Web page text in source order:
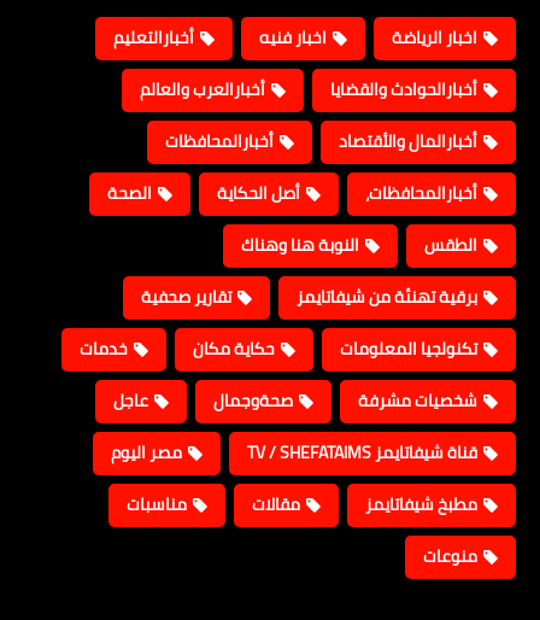
اخبار الرياضة اخبار فنيه
أخبارالتعليم
أخبارالحوادث والقضايا
أخبارالعرب والعالم
أخبارالمال والأقتصاد
أخبارالمحافظات
أخبارالمحافظات،
أصل الحكاية
الصحة
الطقس
النوبة هنا وهناك
برقية تهنئة من شيفاتايمز
تقارير صحفية
تكنولجيا المعلومات
حكاية مكان
خدمات
شخصيات مشرفة
صحةوجمال
عاجل
قناة شيفاتايمز TV / SHEFATAIMS
مصر اليوم
مطبخ شيفاتايمز
مقالات
مناسبات
منوعات